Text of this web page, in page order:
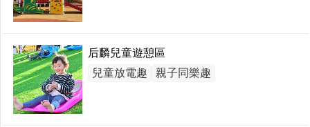
后麟兒童遊憩區
兒童放電趣
親子同樂趣